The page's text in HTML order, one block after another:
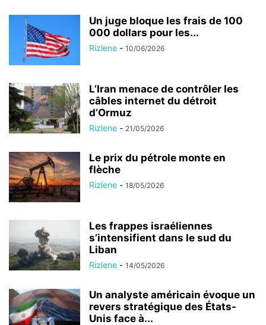
Un juge bloque les frais de 100
000 dollars pour les...
Rizlene - 10/06/2026
L’Iran menace de contrôler les
câbles internet du détroit
d’Ormuz
Rizlene - 21/05/2026
Le prix du pétrole monte en
flèche
Rizlene - 18/05/2026
Les frappes israéliennes
s’intensifient dans le sud du
Liban
Rizlene - 14/05/2026
Un analyste américain évoque un
revers stratégique des États-
Unis face à...